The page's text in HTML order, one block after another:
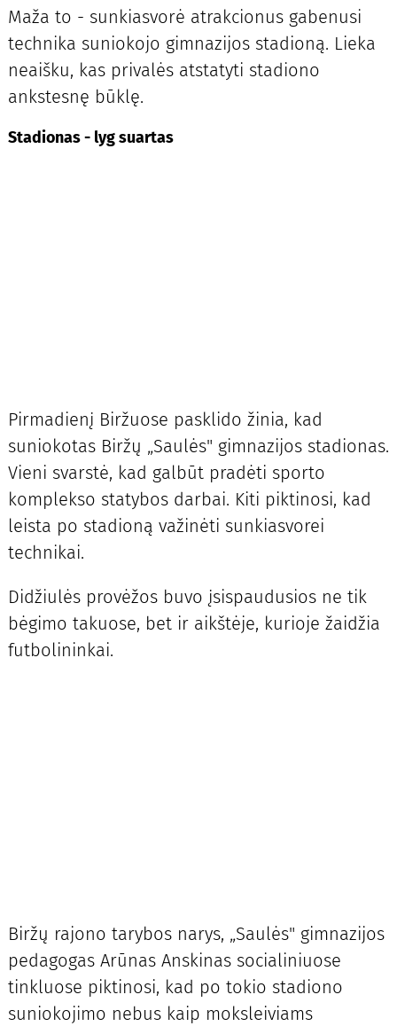
Maža to - sunkiasvorė atrakcionus gabenusi
technika suniokojo gimnazijos stadioną. Lieka
neaišku, kas privalės atstatyti stadiono
ankstesnę būklę.
Stadionas - lyg suartas
Pirmadienį Biržuose pasklido žinia, kad
suniokotas Biržų „Saulės" gimnazijos stadionas.
Vieni svarstė, kad galbūt pradėti sporto
komplekso statybos darbai. Kiti piktinosi, kad
leista po stadioną važinėti sunkiasvorei
technikai.
Didžiulės provėžos buvo įsispaudusios ne tik
bėgimo takuose, bet ir aikštėje, kurioje žaidžia
futbolininkai.
Biržų rajono tarybos narys, „Saulės" gimnazijos
pedagogas Arūnas Anskinas socialiniuose
tinkluose piktinosi, kad po tokio stadiono
suniokojimo nebus kaip moksleiviams